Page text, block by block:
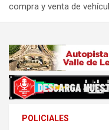
compra y venta de
POLICIALES